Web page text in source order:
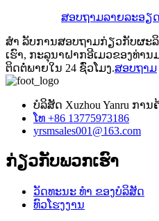
ສອບຖາມລາຍລະອຽດ
ສຳ ລັບການສອບຖາມກ່ຽວກັບຜະ
ເຮົາ, ກະລຸນາຝາກອີເມວຂອງທ່າ
ຕິດຕໍ່ພາຍໃນ 24 ຊົ່ວໂມງ.ສອບຖາມ
ບໍລິສັດ Xuzhou Yanru ກາ
ໂທ +86 13775973186
yrsmsales001@163.com
ກ່ຽວ​ກັບ​ພວກ​ເຮົາ
ວັດທະນະ ທຳ ຂອງບໍລິສັດ
ທົວໂຮງງານ